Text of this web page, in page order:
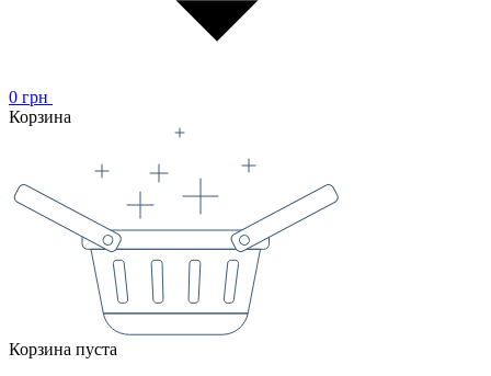
0 грн
Корзина
Корзина пуста